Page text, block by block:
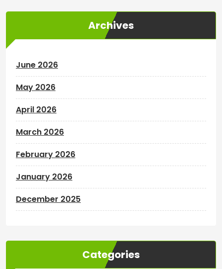
Archives
June 2026
May 2026
April 2026
March 2026
February 2026
January 2026
December 2025
Categories